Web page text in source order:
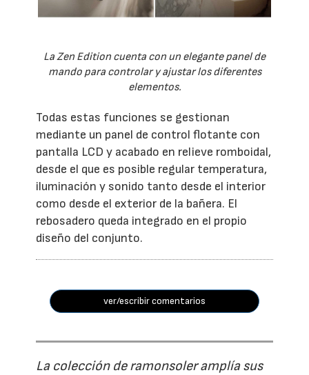
La Zen Edition cuenta con un elegante panel de
mando para controlar y ajustar los diferentes
elementos.
Todas estas funciones se gestionan
mediante un panel de control flotante con
pantalla LCD y acabado en relieve romboidal,
desde el que es posible regular temperatura,
iluminación y sonido tanto desde el interior
como desde el exterior de la bañera. El
rebosadero queda integrado en el propio
diseño del conjunto.
ver/escribir comentarios
La colección de ramonsoler amplía sus